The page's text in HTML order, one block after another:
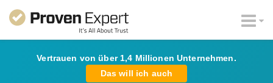
Vertrauen von über 1,4 Millionen Unternehmen.
Das will ich auch